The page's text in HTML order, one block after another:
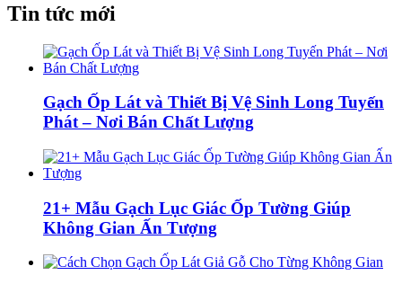
Tin tức mới
Gạch Ốp Lát và Thiết Bị Vệ Sinh Long Tuyến
Phát – Nơi Bán Chất Lượng
21+ Mẫu Gạch Lục Giác Ốp Tường Giúp
Không Gian Ấn Tượng